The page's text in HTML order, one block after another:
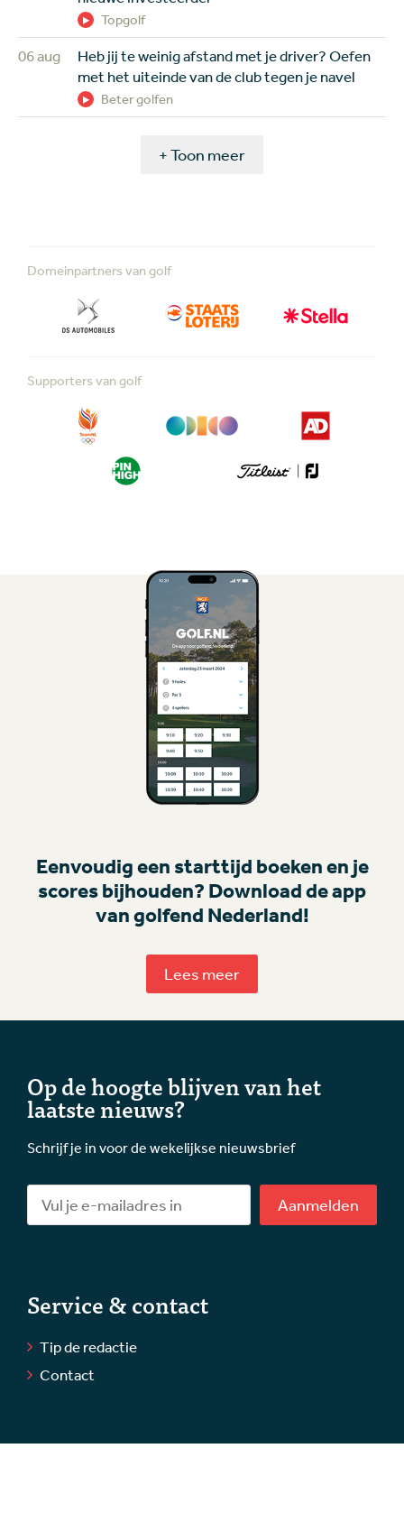
Topgolf
06 aug
Heb jij te weinig afstand met je driver? Oefen
met het uiteinde van de club tegen je navel
Beter golfen
+ Toon meer
Domeinpartners van golf
Supporters van golf
Eenvoudig een starttijd boeken en je
scores bijhouden? Download de app
van golfend Nederland!
Lees meer
Op de hoogte blijven van het
laatste nieuws?
Schrijf je in voor de wekelijkse nieuwsbrief
Aanmelden
Service & contact
Tip de redactie
Contact